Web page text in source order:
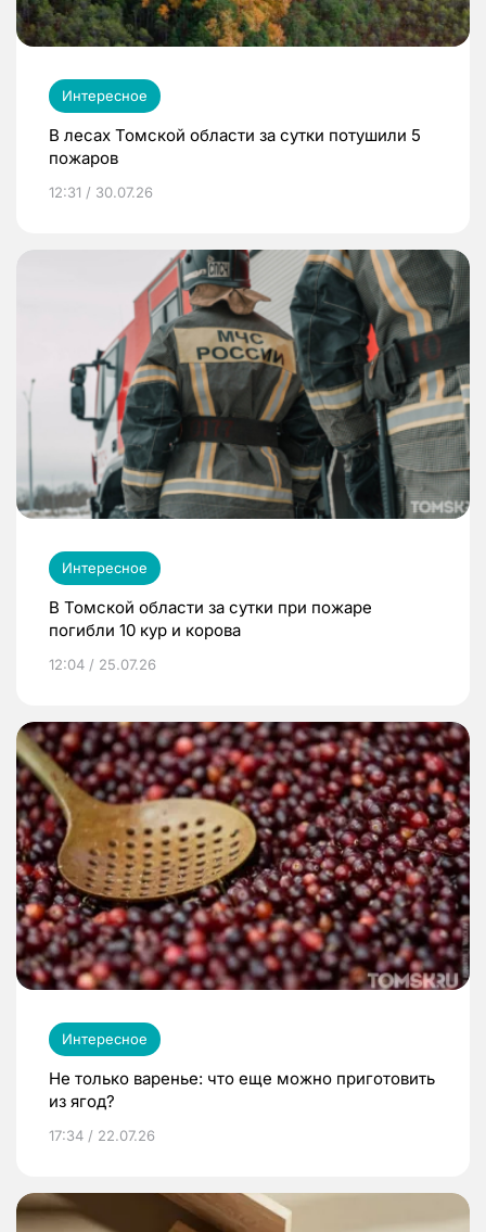
Интересное
В лесах Томской области за сутки потушили 5
пожаров
12:31 / 30.07.26
Интересное
В Томской области за сутки при пожаре
погибли 10 кур и корова
12:04 / 25.07.26
Интересное
Не только варенье: что еще можно приготовить
из ягод?
17:34 / 22.07.26